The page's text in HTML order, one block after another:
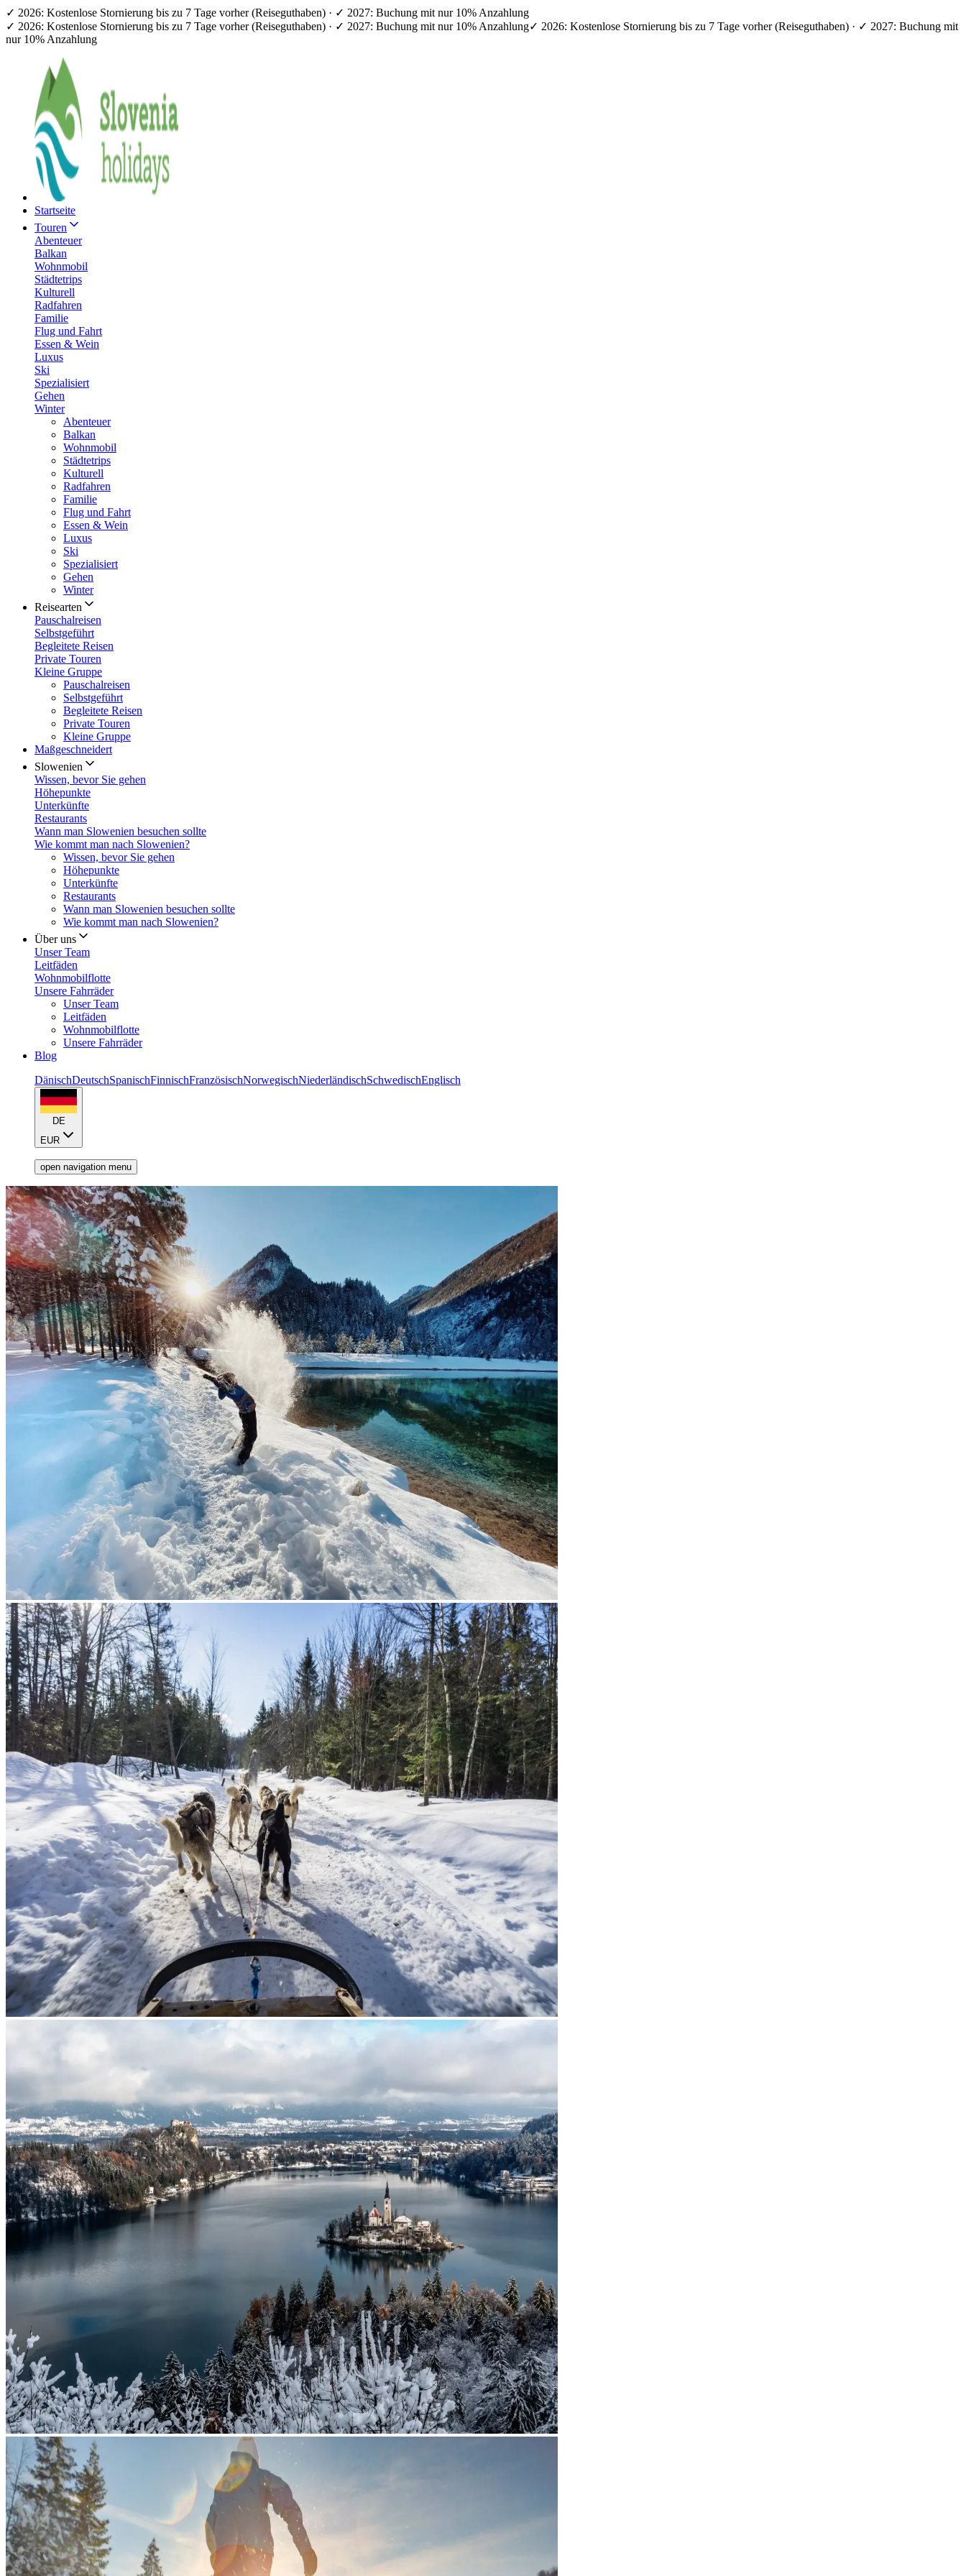
✓ 2026: Kostenlose Stornierung bis zu 7 Tage vorher (Reiseguthaben) · ✓ 2027: Buchung mit nur 10% Anzahlung
✓ 2026: Kostenlose Stornierung bis zu 7 Tage vorher (Reiseguthaben) · ✓ 2027: Buchung mit nur 10% Anzahlung✓ 2026: Kostenlose Stornierung bis zu 7 Tage vorher (Reiseguthaben) · ✓ 2027: Buchung mit
nur 10% Anzahlung
Startseite
Touren
Abenteuer
Balkan
Wohnmobil
Städtetrips
Kulturell
Radfahren
Familie
Flug und Fahrt
Essen & Wein
Luxus
Ski
Spezialisiert
Gehen
Winter
Abenteuer
Balkan
Wohnmobil
Städtetrips
Kulturell
Radfahren
Familie
Flug und Fahrt
Essen & Wein
Luxus
Ski
Spezialisiert
Gehen
Winter
Reisearten
Pauschalreisen
Selbstgeführt
Begleitete Reisen
Private Touren
Kleine Gruppe
Pauschalreisen
Selbstgeführt
Begleitete Reisen
Private Touren
Kleine Gruppe
Maßgeschneidert
Slowenien
Wissen, bevor Sie gehen
Höhepunkte
Unterkünfte
Restaurants
Wann man Slowenien besuchen sollte
Wie kommt man nach Slowenien?
Wissen, bevor Sie gehen
Höhepunkte
Unterkünfte
Restaurants
Wann man Slowenien besuchen sollte
Wie kommt man nach Slowenien?
Über uns
Unser Team
Leitfäden
Wohnmobilflotte
Unsere Fahrräder
Unser Team
Leitfäden
Wohnmobilflotte
Unsere Fahrräder
Blog
DänischDeutschSpanischFinnischFranzösischNorwegischNiederländischSchwedischEnglisch
DE
EUR
open navigation menu